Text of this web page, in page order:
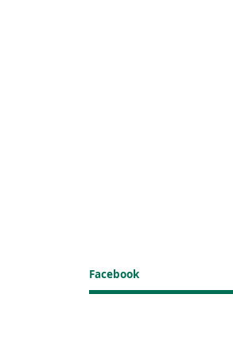
Facebook